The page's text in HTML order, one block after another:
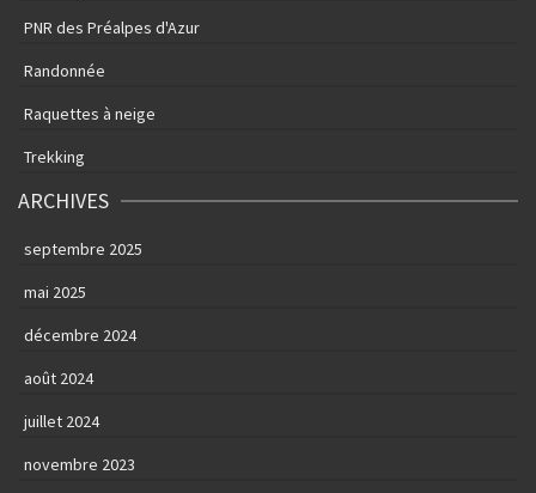
PNR des Préalpes d'Azur
Randonnée
Raquettes à neige
Trekking
ARCHIVES
septembre 2025
mai 2025
décembre 2024
août 2024
juillet 2024
novembre 2023